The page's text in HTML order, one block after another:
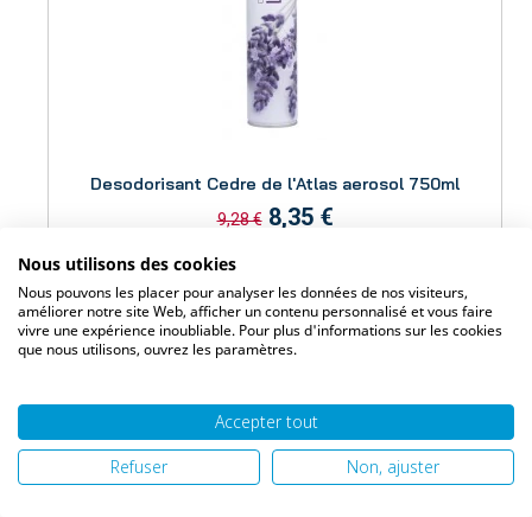
Desodorisant Cedre de l'Atlas aerosol 750ml
9,28 € 8,35 €
Ajouter au panier
Nous utilisons des cookies
Nous pouvons les placer pour analyser les données de nos visiteurs,
améliorer notre site Web, afficher un contenu personnalisé et vous faire
vivre une expérience inoubliable. Pour plus d'informations sur les cookies
que nous utilisons, ouvrez les paramètres.
Accepter tout
Refuser
Non, ajuster